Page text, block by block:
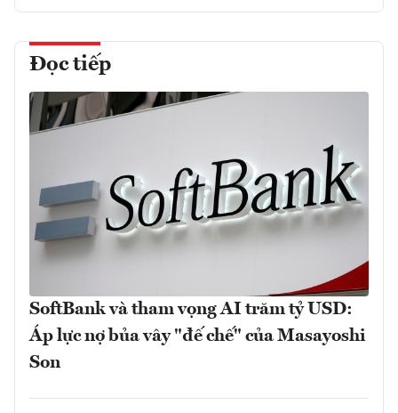
Đọc tiếp
SoftBank và tham vọng AI trăm tỷ USD:
Áp lực nợ bủa vây "đế chế" của Masayoshi
Son